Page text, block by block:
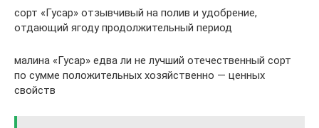
сорт «Гусар» отзывчивый на полив и удобрение,
отдающий ягоду продолжительный период
малина «Гусар» едва ли не лучший отечественный сорт
по сумме положительных хозяйственно — ценных
свойств